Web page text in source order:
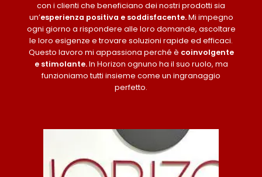
con i clienti che beneficiano dei nostri prodotti sia
un’esperienza positiva e soddisfacente.Mi impegno
ogni giorno a rispondere alle loro domande, ascoltare
le loro esigenze e trovare soluzioni rapide ed efficaci.
Questo lavoro mi appassiona perché è coinvolgente
e stimolante.In Horizon ognuno ha il suo ruolo, ma
funzioniamo tutti insieme come un ingranaggio
perfetto.